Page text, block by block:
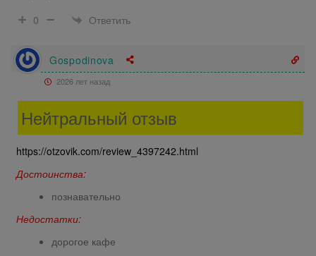
0
Ответить
Gospodinova
2026 лет назад
Нейтральный отзыв
https://otzovik.com/review_4397242.html
Достоинства:
познавательно
Недостатки:
дорогое кафе